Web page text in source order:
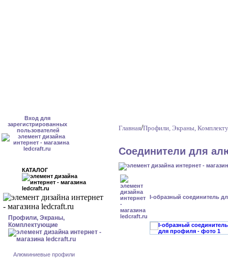
Вход для
зарегистрированных
пользователей
КАТАЛОГ
Профили, Экраны,
Комплектующие
Алюминиевые профили
Главная/Профили, Экраны,
Соединители для
I-образный соединитель